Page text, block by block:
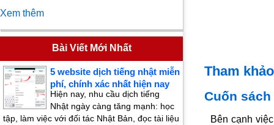
Tham
Cuốn
Bên cạnh
Xem thêm
Bài Viết Mới Nhất
5 website dịch tiếng nhật miễn
phí, chính xác nhất hiện nay
Hiện nay, nhu cầu dịch tiếng
Nhật ngày càng tăng mạnh: học
tập, làm việc với đối tác Nhật Bản, đọc tài liệu